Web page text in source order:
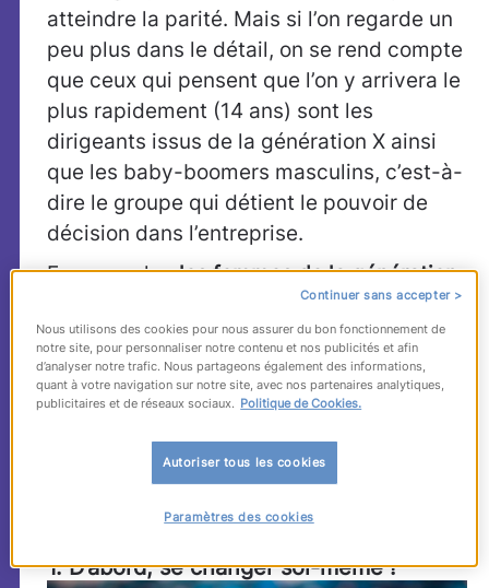
atteindre la parité. Mais si l’on regarde un
peu plus dans le détail, on se rend compte
que ceux qui pensent que l’on y arrivera le
plus rapidement (14 ans) sont les
dirigeants issus de la génération X ainsi
que les baby-boomers masculins, c’est-à-
dire le groupe qui détient le pouvoir de
décision dans l’entreprise.
En revanche,les femmes de la génération
Y sont bien moins confiants – ils estiment
qu’il faudra jusqu’à 22 ans pour parvenir à
la parité.
Comment atteindre le seuil critique à
partir duquel les femmes pourront passer
plus rapidement à des postes de
pour y arriver.
1. D’abord, se changer soi-même !
Continuer sans accepter >
Nous utilisons des cookies pour nous assurer du bon fonctionnement de
notre site, pour personnaliser notre contenu et nos publicités et afin
d’analyser notre trafic. Nous partageons également des informations,
quant à votre navigation sur notre site, avec nos partenaires analytiques,
publicitaires et de réseaux sociaux. Politique de Cookies.
Autoriser tous les cookies
Paramètres des cookies